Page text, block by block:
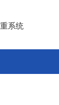
系统